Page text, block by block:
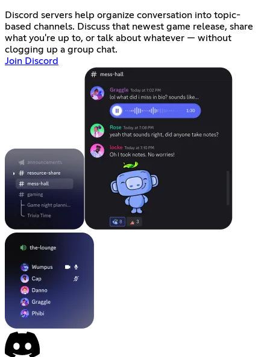
Discord servers help organize conversation into topic-
based channels. Discuss that newest game release, share
what you're up to, or talk about whatever — without
clogging up a group chat.
Join Discord